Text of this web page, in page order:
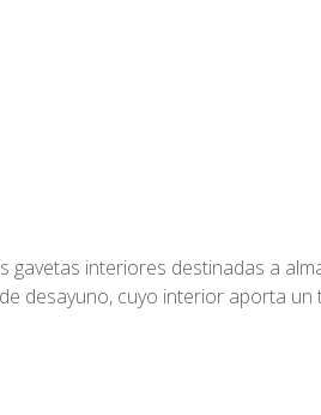
interiores destinadas a
desayuno, cuyo interior aporta un